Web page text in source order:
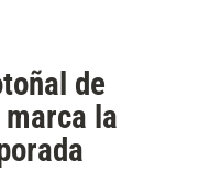
de
la